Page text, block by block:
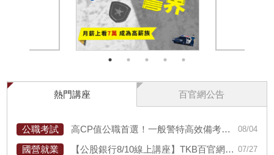
熱門講座 百官網公告
公職考試 高CP值公職首選！一般警特高效備考策略，2026/8/19一般警特講座帶你精準破題，掌握上榜關鍵！ 08/04
國營就業 【公股銀行8/10線上講座】TKB百官網獨家揭密銀行考試備考指南！ 07/27